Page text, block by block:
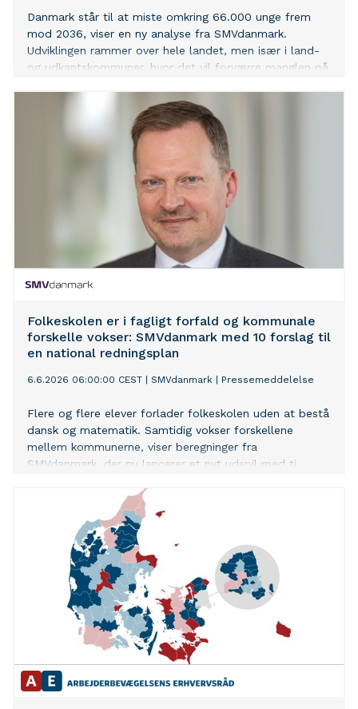
Danmark står til at miste omkring 66.000 unge frem
mod 2036, viser en ny analyse fra SMVdanmark.
Udviklingen rammer over hele landet, men især i land-
og udkantskommuner, hvor det vil forværre manglen på
Folkeskolen er i fagligt forfald og kommunale
forskelle vokser: SMVdanmark med 10 forslag til
en national redningsplan
6.6.2026 06:00:00 CEST SMVdanmark Pressemeddelelse
Flere og flere elever forlader folkeskolen uden at bestå
dansk og matematik. Samtidig vokser forskellene
mellem kommunerne, viser beregninger fra
SMVdanmark, der nu lancerer et nyt udspil med ti